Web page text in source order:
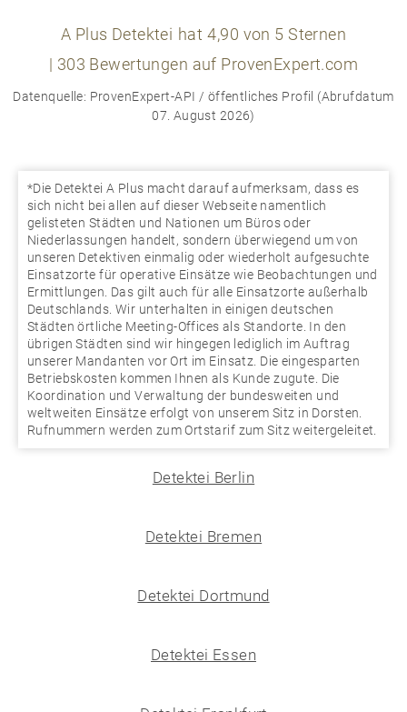
A Plus Detektei hat 4,90 von 5 Sternen
| 303 Bewertungen auf ProvenExpert.com
Datenquelle: ProvenExpert-API / öffentliches Profil (Abrufdatum
07. August 2026)
*Die Detektei A Plus macht darauf aufmerksam, dass es
sich nicht bei allen auf dieser Webseite namentlich
gelisteten Städten und Nationen um Büros oder
Niederlassungen handelt, sondern überwiegend um von
unseren Detektiven einmalig oder wiederholt aufgesuchte
Einsatzorte für operative Einsätze wie Beobachtungen und
Ermittlungen. Das gilt auch für alle Einsatzorte außerhalb
Deutschlands. Wir unterhalten in einigen deutschen
Städten örtliche Meeting-Offices als Standorte. In den
übrigen Städten sind wir hingegen lediglich im Auftrag
unserer Mandanten vor Ort im Einsatz. Die eingesparten
Betriebskosten kommen Ihnen als Kunde zugute. Die
Koordination und Verwaltung der bundesweiten und
weltweiten Einsätze erfolgt von unserem Sitz in Dorsten.
Rufnummern werden zum Ortstarif zum Sitz weitergeleitet.
Detektei Berlin
Detektei Bremen
Detektei Dortmund
Detektei Essen